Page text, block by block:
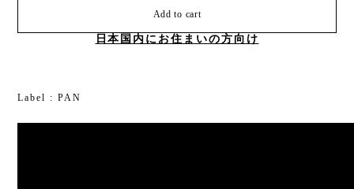
Add to cart
日本国内にお住まいの方向け
Label : PAN